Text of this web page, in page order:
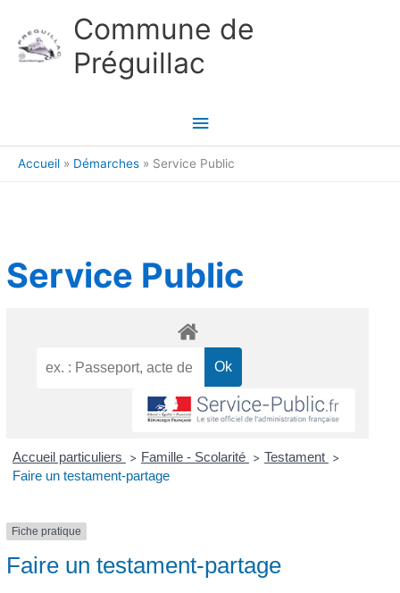
Commune de
Préguillac
Menu
principal
Accueil Démarches Service Public
Service Public
Accueil particuliers > Famille - Scolarité > Testament >
Faire un testament-partage
Fiche pratique
Faire un testament-partage